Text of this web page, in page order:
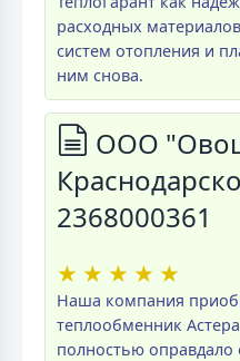
расходных
систем отопления и
ним снова.
ООО
2368000361
★ ★ ★ ★ ★
Наша компания
теплообменник
полностью оправдало